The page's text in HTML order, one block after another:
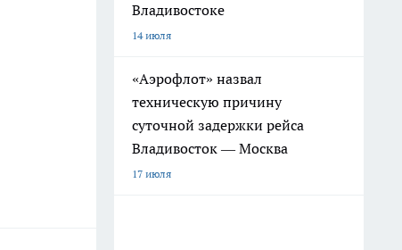
Владивостоке
14 июля
«Аэрофлот» назвал
техническую причину
суточной задержки рейса
Владивосток — Москва
17 июля